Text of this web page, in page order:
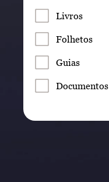
Livros
Folhetos
Guias
Documentos